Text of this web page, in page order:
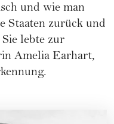
und wie man
Staaten zurück und
lebte zur
Amelia Earhart,